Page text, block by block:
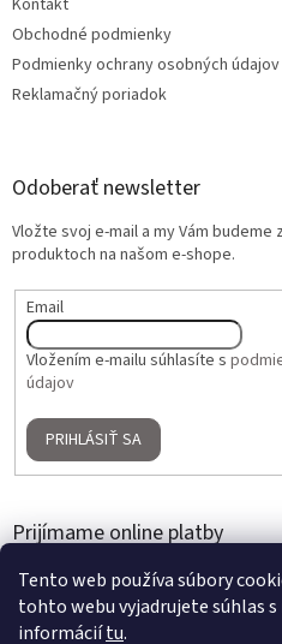
Tento web používa súbory
tohto webu vyjadrujete súhlas s
informáciítu.
Kontakt
Obchodné podmienky
Podmienky ochrany osobných údajov
Reklamačný poriadok
Odoberať newsletter
Vložte svoj e-mail a my Vám
produktoch na našom e-shope.
Email
Vložením e-mailu súhlasíte s
údajov
PRIHLÁSIŤ SA
Prijímame online platby